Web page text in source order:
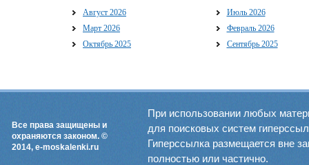
Август 2026
Июль 2026
Март 2026
Февраль 2026
Октябрь 2025
Сентябрь 2025
Все права защищены и
охраняются законом. ©
2014, e-moskalenki.ru
При использовании любых
для поисковых систем
Гиперссылка размещается вне
полностью или частично.